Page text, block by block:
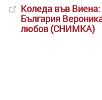
Коледа във
България
любов (СНИМКА)